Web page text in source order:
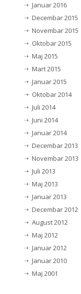
Januar 2016
Decembar 2015
Novembar 2015
Oktobar 2015
Maj 2015
Mart 2015
Januar 2015
Oktobar 2014
Juli 2014
Juni 2014
Januar 2014
Decembar 2013
Novembar 2013
Juli 2013
Maj 2013
Januar 2013
Decembar 2012
August 2012
Maj 2012
Januar 2012
Januar 2010
Maj 2001